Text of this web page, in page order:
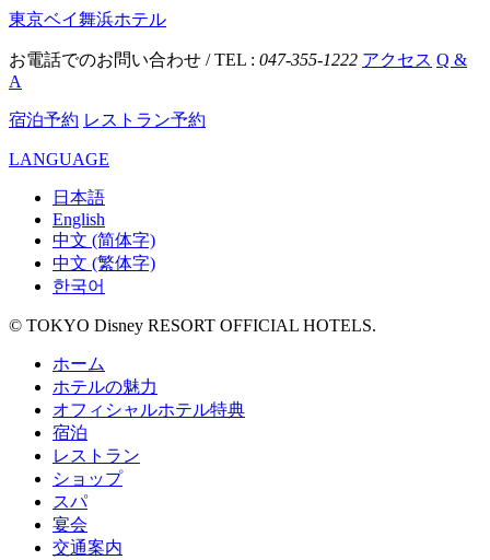
東京ベイ舞浜ホテル
お電話でのお問い合わせ / TEL : 047-355-1222 アクセス Q &
A
宿泊予約 レストラン予約
LANGUAGE
日本語
English
中文 (简体字)
中文 (繁体字)
한국어
© TOKYO Disney RESORT OFFICIAL HOTELS.
ホーム
ホテルの魅力
オフィシャルホテル特典
宿泊
レストラン
ショップ
スパ
宴会
交通案内